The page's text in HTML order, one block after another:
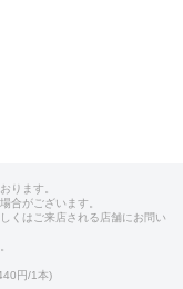
ります。
合がございます。
くはご来店される店舗にお問い
円/1本)